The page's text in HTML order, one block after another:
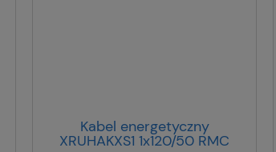
Kabel energetyczny
XRUHAKXS1 1x120/50 RMC